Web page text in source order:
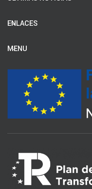
ENLACES
MENU